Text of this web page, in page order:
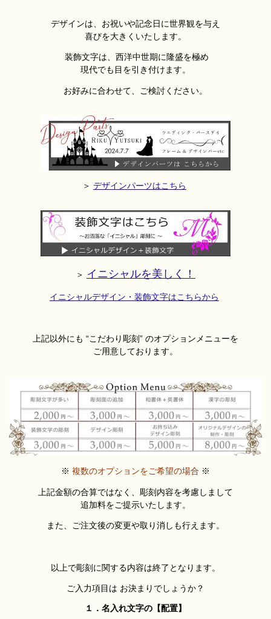
デザインは、お祝いや記念日に世界観を与え
喜びを大きくいたします。
装飾文字は、西洋中世期に隆盛を極め
現代でも目を引き付けます。
お好みに合わせて、ご検討ください。
＞ デザインパーツはこちら
＞ イニシャルを美しく！
イニシャルデザイン・装飾文字はこちらから
上記以外にも “こだわり彫刻” のオプションメニューを
ご用意しております。
※ 複数のオプションをご希望の場合 ※
上記金額の合算ではなく、彫刻内容を考慮しまして
追加料を ご提示いたします。
また、ご注文後の変更や取り消しも行えます。
以上で彫刻に関する内容は終了となります。
ご入力項目は お決まりでしょうか？
１．名入れ文字の【配置】